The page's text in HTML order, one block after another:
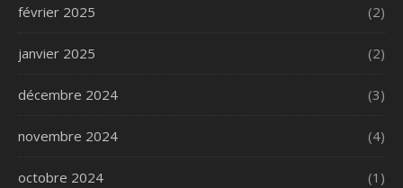
février 2025 (2)
janvier 2025 (2)
décembre 2024 (3)
novembre 2024 (4)
octobre 2024 (1)